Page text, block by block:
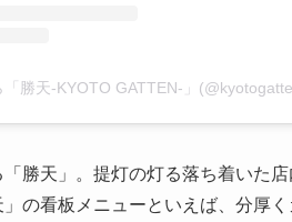
勝天-KYOTO GATTEN-」
勝天」。提灯の灯る落ち着いた
の看板メニューといえば、分厚